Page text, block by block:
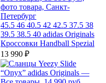
45.5 46 40.5 42 42.5 37.5 38
39.5 38.5 40 adidas Originals
Кроссовки Handball Spezial
13 990 ₽